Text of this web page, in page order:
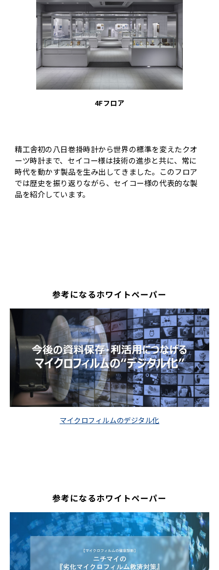
4Fフロア
精工舎初の八日巻掛時計から世界の標準を変えたクオ
ーツ時計まで、セイコー様は技術の進歩と共に、常に
時代を動かす製品を生み出してきました。このフロア
では歴史を振り返りながら、セイコー様の代表的な製
品を紹介しています。
参考になるホワイトペーパー
マイクロフィルムのデジタル化
参考になるホワイトペーパー